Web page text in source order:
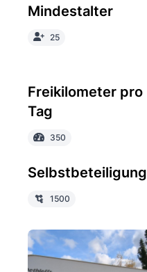
Mindestalter
25
Freikilometer pro
Tag
350
Selbstbeteiligung
1500